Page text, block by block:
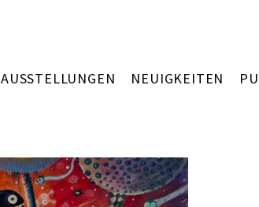
AUSSTELLUNGEN NEUIGKEITEN